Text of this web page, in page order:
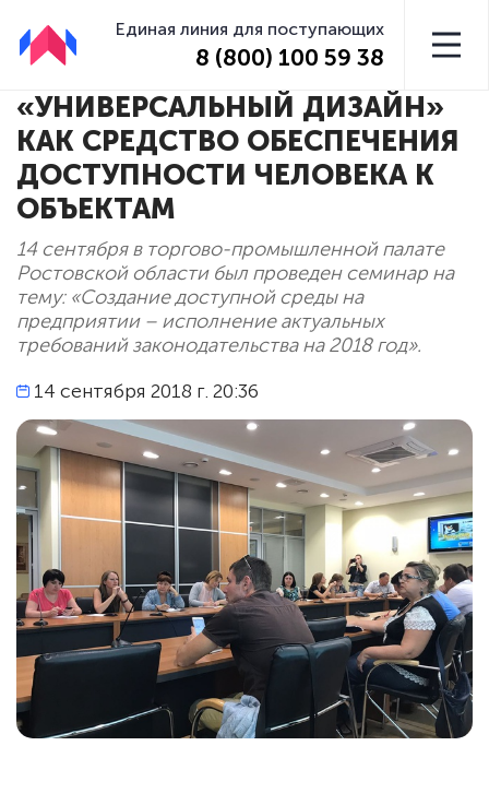
Единая линия для поступающих
8 (800) 100 59 38
«УНИВЕРСАЛЬНЫЙ ДИЗАЙН»
КАК СРЕДСТВО ОБЕСПЕЧЕНИЯ
ДОСТУПНОСТИ ЧЕЛОВЕКА К
ОБЪЕКТАМ
14 сентября в торгово-промышленной палате
Ростовской области был проведен семинар на
тему: «Создание доступной среды на
предприятии – исполнение актуальных
требований законодательства на 2018 год».
14 сентября 2018 г. 20:36